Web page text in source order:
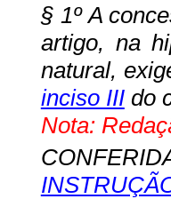
§ 1º A
artigo, na
natural,
inciso IIIdo
Nota: